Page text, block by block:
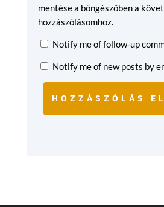
mentése a böngészőben a
hozzászólásomhoz.
Notify me of follow-up
Notify me of new posts by
HOZZÁSZÓLÁS